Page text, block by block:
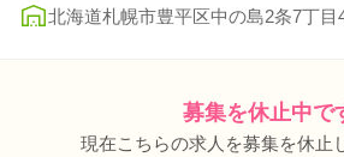
北海道札幌市豊平区中の島2条7丁目
募集を休止中で
現在こちらの求人を募集を休止